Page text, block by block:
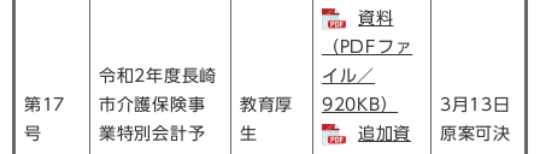
第17
号
令和2年度長崎
市介護保険事
業特別会計予
教育厚
生
資料
（PDFファ
イル／
920KB）
追加資
3月13日
原案可決